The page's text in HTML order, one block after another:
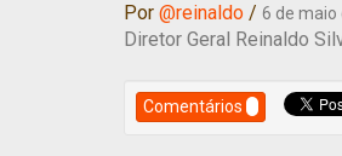
Por @reinaldo / 6 de maio
Diretor Geral Reinaldo
Comentários